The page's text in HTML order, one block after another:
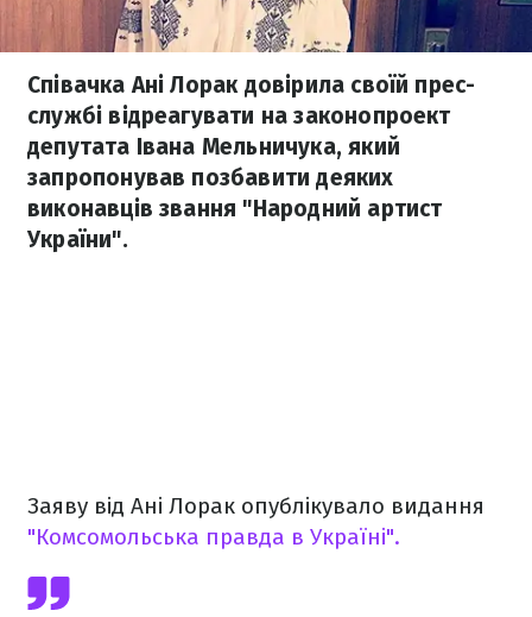
Співачка Ані Лорак довірила своїй прес-
службі відреагувати на законопроект
депутата Івана Мельничука, який
запропонував позбавити деяких
виконавців звання "Народний артист
України".
Заяву від Ані Лорак опублікувало видання
"Комсомольська правда в Україні".